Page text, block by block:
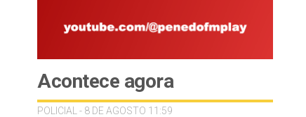
Acontece agora
POLICIAL - 8 DE AGOSTO 11:59